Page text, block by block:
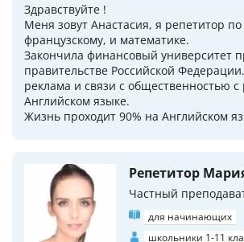
Здравствуйте !
Меня зовут Анастасия, я репетитор
французскому, и математике.
Закончила финансовый университет
правительстве Российской
реклама и связи с общественностью
Английском языке.
Жизнь проходит 90% на Английском
Репетитор
Частный
для начинающих
школьники 1-11